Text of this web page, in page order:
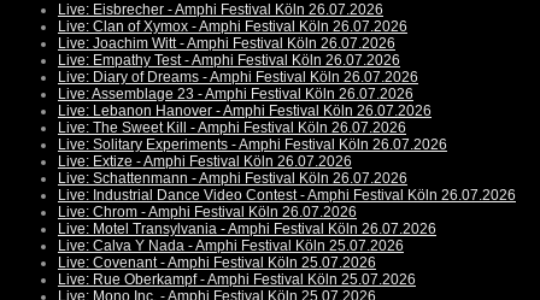
Live: Eisbrecher - Amphi Festival Köln 26.07.2026
Live: Clan of Xymox - Amphi Festival Köln 26.07.2026
Live: Joachim Witt - Amphi Festival Köln 26.07.2026
Live: Empathy Test - Amphi Festival Köln 26.07.2026
Live: Diary of Dreams - Amphi Festival Köln 26.07.2026
Live: Assemblage 23 - Amphi Festival Köln 26.07.2026
Live: Lebanon Hanover - Amphi Festival Köln 26.07.2026
Live: The Sweet Kill - Amphi Festival Köln 26.07.2026
Live: Solitary Experiments - Amphi Festival Köln 26.07.2026
Live: Extize - Amphi Festival Köln 26.07.2026
Live: Schattenmann - Amphi Festival Köln 26.07.2026
Live: Industrial Dance Video Contest - Amphi Festival Köln 26.07.2026
Live: Chrom - Amphi Festival Köln 26.07.2026
Live: Motel Transylvania - Amphi Festival Köln 26.07.2026
Live: Calva Y Nada - Amphi Festival Köln 25.07.2026
Live: Covenant - Amphi Festival Köln 25.07.2026
Live: Rue Oberkampf - Amphi Festival Köln 25.07.2026